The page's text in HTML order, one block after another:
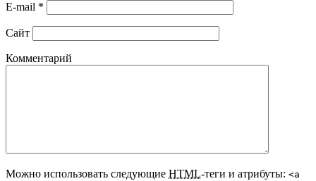
E-mail *
Сайт
Комментарий
Можно использовать следующие HTML-теги и атрибуты: <a